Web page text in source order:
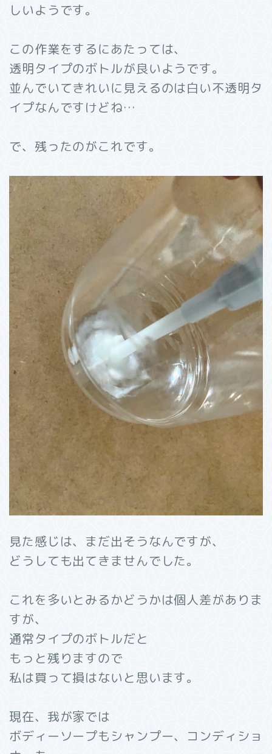
しいようです。
この作業をするにあたっては、
透明タイプのボトルが良いようです。
並んでいてきれいに見えるのは白い不透明タ
イプなんですけどね…
で、残ったのがこれです。
見た感じは、まだ出そうなんですが、
どうしても出てきませんでした。
これを多いとみるかどうかは個人差がありま
すが、
通常タイプのボトルだと
もっと残りますので
私は買って損はないと思います。
現在、我が家では
ボディーソープもシャンプー、コンディショ